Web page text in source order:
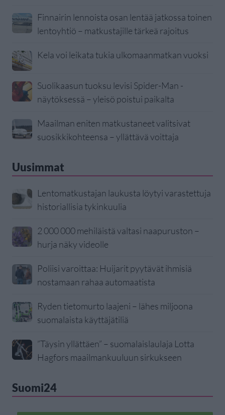
Finnairin lennoista osan lentää jatkossa toinen
lentoyhtiö – matkustajille tärkeä rajoitus
Kela voi leikata tukia ulkomaanmatkan vuoksi
Suolikaasun tuoksu levisi Spider-Man -
näytöksessä – yleisö poistui paikalta
Maailman eniten matkustaneet valitsivat
suosikkikohteensa – yllättävä voittaja
Uusimmat
Lentomatkustajan laukusta löytyi varastettuja
historiallisia tykinkuulia
2 000 000 mehiläistä valtasi naapuruston –
hurja näky videolle
Poliisi varoittaa: Huijarit pyytävät ihmisiä
nostamaan rahaa automaatista
Ryden tietomurto laajeni – lähes miljoona
suomalaista käyttäjätiliä
”Täysin yllättäen” – suomalaislaulaja Lotta
Hagfors maailmankuuluun sirkukseen
Suomi24